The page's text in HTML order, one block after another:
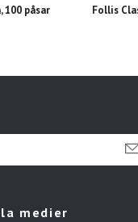
100 påsar Follis
medier